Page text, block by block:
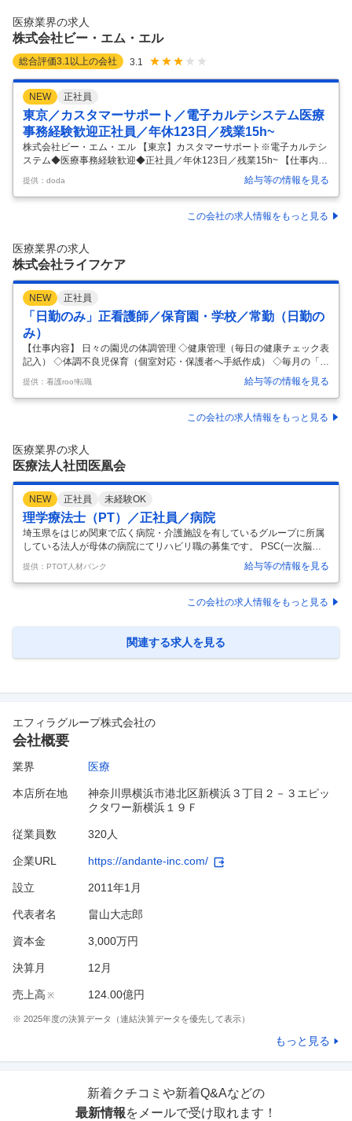
品の準備や片付けなど医師の診療サポート業務 ・電子カルテ入力や管理
データの入力 ・スタッフ研修等の企画検討 ・HOT診断書の作
医療業界の求人
株式会社ビー・エム・エル
総合評価3.1 以上の会社 3.1
NEW 正社員
東京／カスタマーサポート／電子カルテシステム医療
事務経験歓迎正社員／年休123日／残業15h~
株式会社ビー・エム・エル 【東京】カスタマーサポート※電子カルテシ
ステム◆医療事務経験歓迎◆正社員／年休123日／残業15h~ 【仕事内
容】 【東京】カスタマーサポート※電子カルテシステム◆医療事務経験
歓迎◆正社員／年休123日／残業15h~ 【具体的な仕事内容】 【創業70
年以上◇東証プライム上場／中途社員も多数在籍／教育体制もあり安心
して就業可能／WLBが整う環境◎】 ■業務内容： 弊社の電子カルテシス
ルテを導入されている医療機関からの問い合わせ対応が中心です。 「こ
の機能の使い方を教えてほしい」「入力したい文字が探せない」
提供：doda 給与等の情報を見る
この会社の求人情報をもっと見る
医療業界の求人
株式会社ライフケア
NEW 正社員
「日勤のみ」正看護師／保育園・学校／常勤（日勤の
み）
【仕事内容】 日々の園児の体調管理 ◇健康管理（毎日の健康チェック表
記入） ◇体調不良児保育（個室対応・保護者へ手紙作成） ◇毎月の「ほ
…
提供：看護roo!転職 給与等の情報を見る
この会社の求人情報をもっと見る
医療業界の求人
医療法人社団医凰会
NEW 正社員 未経験OK
理学療法士（PT）／正社員／病院
埼玉県をはじめ関東で広く病院・介護施設を有しているグループに所属
している法人が母体の病院にてリハビリ職の募集です。 PSC(一次脳卒
中センター)の認定もされており、最新の機器や訓練用プールといった設
備が充実しております！ ◆アットホームな環境◆リハビリ職複数在籍◆
年間休日120日以上◆ 【給与】 【常勤】 月給:205,800円-254,000円 [内
訳] 基本給 185,800円-234,000円 資格手当 10,000円 調整手当 10,000円
23年より新しいリハビリ室が完成 ・「医療」「看護」「…
提供：PTOT人材バンク 給与等の情報を見る
この会社の求人情報をもっと見る
関連する求人を見る
エフィラグループ株式会社の
会社概要
業界 医療
本店所在地
神奈川県横浜市港北区新横浜３丁目２－３エピッ
クタワー新横浜１９Ｆ
従業員数 320人
企業URL https://andante-inc.com/
設立 2011年1月
代表者名 畠山大志郎
資本金 3,000万円
決算月 12月
売上高 ※ 124.00億円
※ 2025年度の決算データ（連結決算データを優先して表示）
もっと見る
新着クチコミや新着Q&Aなどの
最新情報をメールで受け取れます！